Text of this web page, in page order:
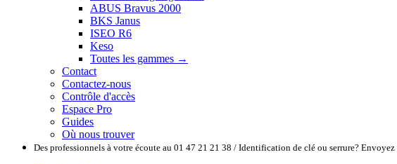
ABUS Bravus 2000
BKS Janus
ISEO R6
Keso
Toutes les gammes →
Contact
Contactez-nous
Contrôle d'accès
Espace Pro
Guides
Où nous trouver
Des professionnels à votre écoute au 01 47 21 21 38 / Identification de clé ou serrure?